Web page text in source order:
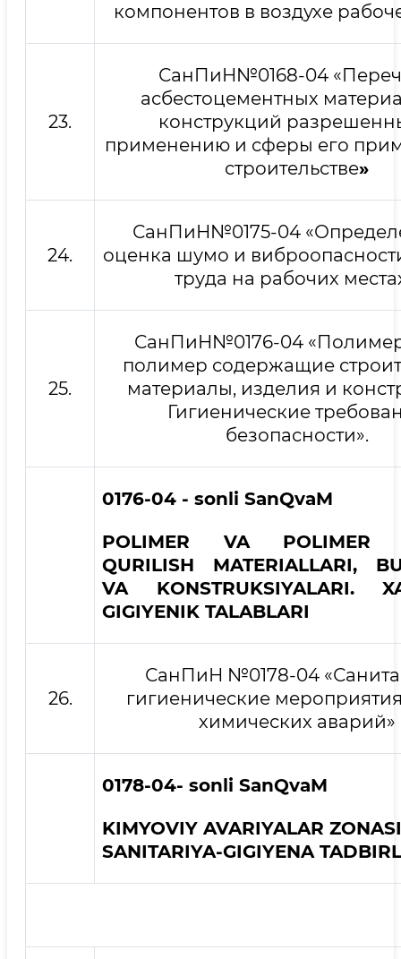
компонентов в воздухе
23.
СанПиН№0168-04
асбестоцементных
конструкций
применению и сферы его
строительстве»
24.
СанПиН№0175-04
оценка шумо и
труда на рабочих
25.
СанПиН№0176-04
полимер содержащие
материалы, изделия и
Гигиенические
безопасности».
0176-04 - sonli SanQvaM
POLIMER VA POLIMER
QURILISH MATERIALLARI,
VA KONSTRUKSIYALARI.
GIGIYENIK TALABLARI
26.
СанПиН №0178-04
гигиенические
химических аварий»
0178-04- sonli SanQvaM
KIMYOVIY AVARIYALAR
SANITARIYA-GIGIYENA